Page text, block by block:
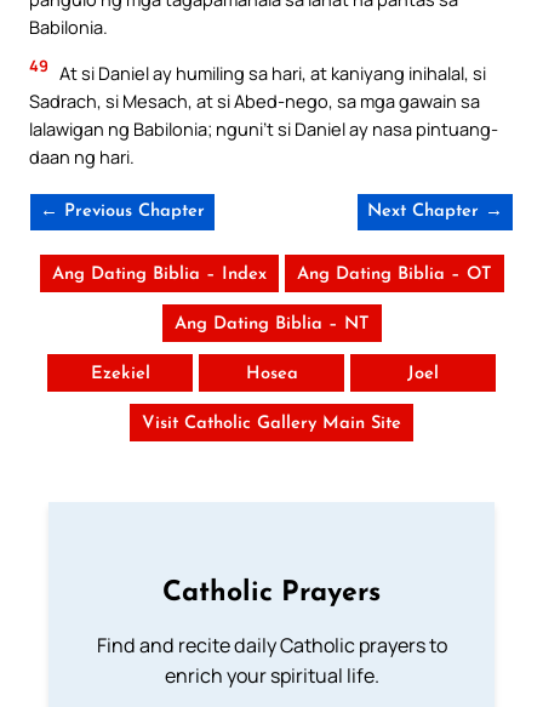
Babilonia.
49 At si Daniel ay humiling sa hari, at kaniyang inihalal, si
Sadrach, si Mesach, at si Abed-nego, sa mga gawain sa
lalawigan ng Babilonia; nguni’t si Daniel ay nasa pintuang-
daan ng hari.
← Previous Chapter Next Chapter →
Ang Dating Biblia – Index Ang Dating Biblia – OT
Ang Dating Biblia – NT
Ezekiel Hosea Joel
Visit Catholic Gallery Main Site
Catholic Prayers
Find and recite daily Catholic prayers to
enrich your spiritual life.